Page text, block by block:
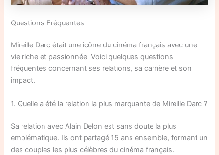
Questions Fréquentes
Mireille Darc était une icône du cinéma français avec une
vie riche et passionnée. Voici quelques questions
fréquentes concernant ses relations, sa carrière et son
impact.
1. Quelle a été la relation la plus marquante de Mireille Darc ?
Sa relation avec Alain Delon est sans doute la plus
emblématique. Ils ont partagé 15 ans ensemble, formant un
des couples les plus célèbres du cinéma français.